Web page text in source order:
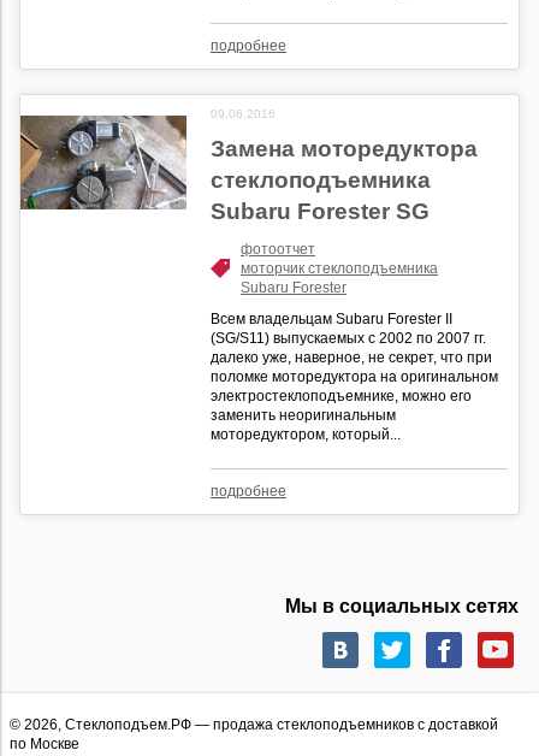
подробнее
09.06.2016
Замена моторедуктора
стеклоподъемника
Subaru Forester SG
фотоотчет
моторчик стеклоподъемника
Subaru Forester
Всем владельцам Subaru Forester II
(SG/S11) выпускаемых с 2002 по 2007 гг.
далеко уже, наверное, не секрет, что при
поломке моторедуктора на оригинальном
электростеклоподъемнике, можно его
заменить неоригинальным
моторедуктором, который...
подробнее
Мы в социальных сетях
© 2026, Стеклоподъем.РФ — продажа стеклоподъемников с доставкой
по Москве